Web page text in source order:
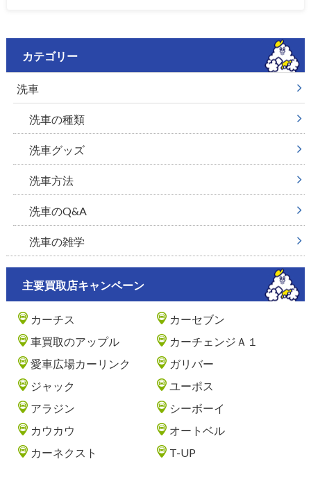
カテゴリー
洗車
洗車の種類
洗車グッズ
洗車方法
洗車のQ&A
洗車の雑学
主要買取店キャンペーン
カーチス
カーセブン
車買取のアップル
カーチェンジＡ１
愛車広場カーリンク
ガリバー
ジャック
ユーポス
アラジン
シーボーイ
カウカウ
オートベル
カーネクスト
T-UP